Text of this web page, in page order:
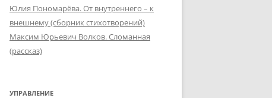
Юлия Пономарёва. От внутреннего – к
внешнему (сборник стихотворений)
Максим Юрьевич Волков. Сломанная
(рассказ)
УПРАВЛЕНИЕ